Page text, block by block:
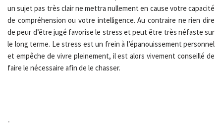
un sujet pas très clair ne mettra nullement en cause votre capacité
de compréhension ou votre intelligence. Au contraire ne rien dire
de peur d’être jugé favorise le stress et peut être très néfaste sur
le long terme. Le stress est un frein à l’épanouissement personnel
et empêche de vivre pleinement, il est alors vivement conseillé de
faire le nécessaire afin de le chasser.
-